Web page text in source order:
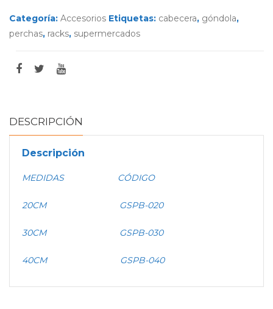
Categoría: Accesorios Etiquetas: cabecera, góndola,
perchas, racks, supermercados
DESCRIPCIÓN
Descripción
MEDIDAS CÓDIGO
20CM GSPB-020
30CM GSPB-030
40CM GSPB-040